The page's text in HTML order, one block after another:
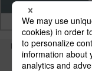
全て
チェック